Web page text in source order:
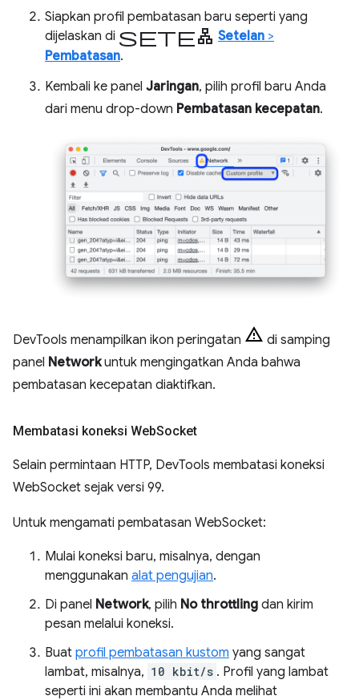
Siapkan profil pembatasan baru seperti yang
dijelaskan di setelan Setelan >
Pembatasan.
Kembali ke panel Jaringan, pilih profil baru Anda
dari menu drop-down Pembatasan kecepatan.
DevTools menampilkan ikon peringatan
di samping
panel Networkuntuk mengingatkan Anda bahwa
pembatasan kecepatan diaktifkan.
Membatasi koneksi WebSocket
Selain permintaan HTTP, DevTools membatasi koneksi
WebSocket sejak versi 99.
Untuk mengamati pembatasan WebSocket:
Mulai koneksi baru, misalnya, dengan
menggunakan alat pengujian.
Di panel Network, pilih No throttling dan kirim
pesan melalui koneksi.
Buat profil pembatasan kustom yang sangat
lambat, misalnya, 10 kbit/s . Profil yang lambat
seperti ini akan membantu Anda melihat